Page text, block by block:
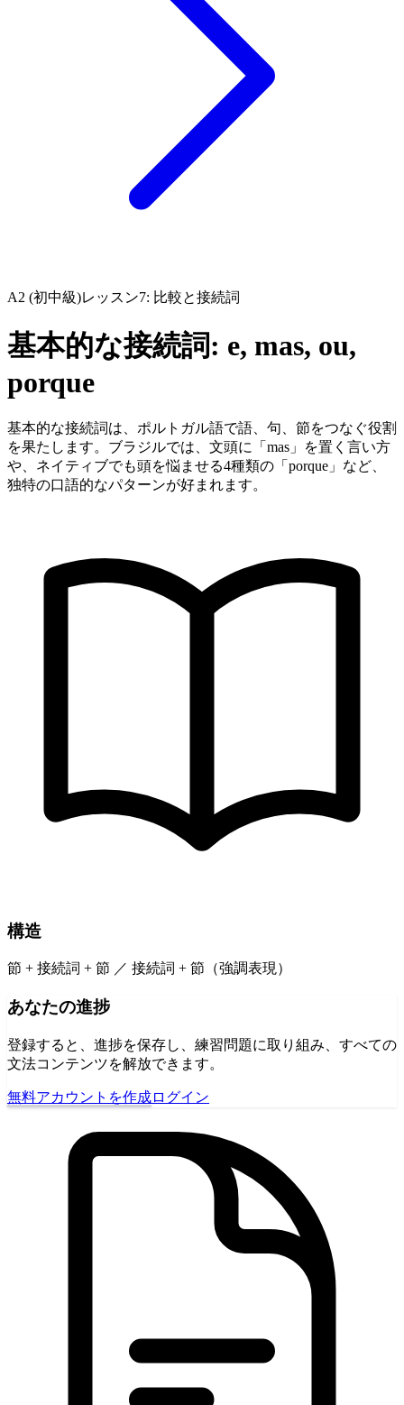
A2 (初中級)レッスン7: 比較と接続詞
基本的な接続詞: e, mas, ou,
porque
基本的な接続詞は、ポルトガル語で語、句、節をつなぐ役割
を果たします。ブラジルでは、文頭に「mas」を置く言い方
や、ネイティブでも頭を悩ませる4種類の「porque」など、
独特の口語的なパターンが好まれます。
構造
節 + 接続詞 + 節 ／ 接続詞 + 節（強調表現）
あなたの進捗
登録すると、進捗を保存し、練習問題に取り組み、すべての
文法コンテンツを解放できます。
無料アカウントを作成ログイン